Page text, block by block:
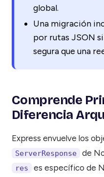
global.
Una migración
por rutas JSON
segura que una
Comprende
Diferencia
Express envuelve los
ServerResponse de
res
es específico de